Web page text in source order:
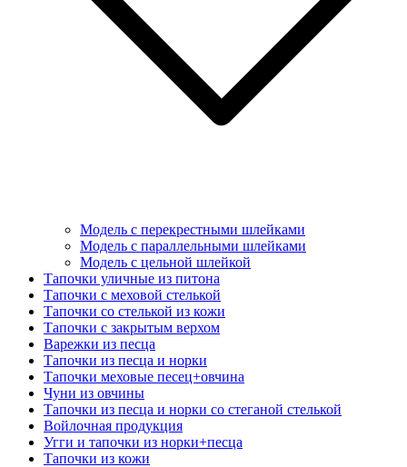
Модель с перекрестными шлейками
Модель с параллельными шлейками
Модель с цельной шлейкой
Тапочки уличные из питона
Тапочки с меховой стелькой
Тапочки со стелькой из кожи
Тапочки с закрытым верхом
Варежки из песца
Тапочки из песца и норки
Тапочки меховые песец+овчина
Чуни из овчины
Тапочки из песца и норки со стеганой стелькой
Войлочная продукция
Угги и тапочки из норки+песца
Тапочки из кожи